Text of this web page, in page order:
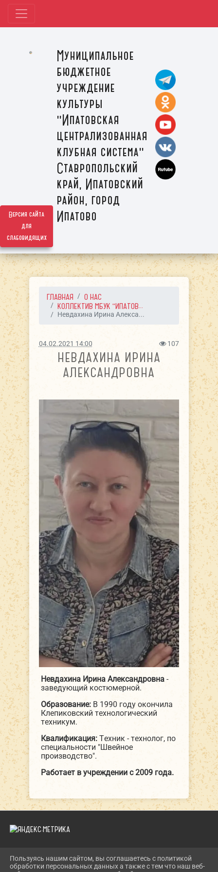
Версия сайта
для
слабовидящих
Муниципальное
бюджетное
учреждение
культуры
"Ипатовская
централизованная
клубная система"
Ставропольский
край, Ипатовский
район, город
Ипатово
ГЛАВНАЯ
О НАС
КОЛЛЕКТИВ МБУК "ИПАТОВ...
Невдахина Ирина Алекса...
04.02.2021 14:00 107
НЕВДАХИНА ИРИНА
АЛЕКСАНДРОВНА
Невдахина Ирина Александровна -
заведующий костюмерной.
Образование: В 1990 году окончила
Клепиковский технологический
техникум.
Квалификация:Техник - технолог, по
специальности "Швейное
производство".
Работает в учреждении с 2009 года.
2026 Г. DKIPATOVO.RU
ВХОД
Пользуясь нашим сайтом, вы соглашаетесь с политикой
обработки персональных данных а также с тем что наш веб-